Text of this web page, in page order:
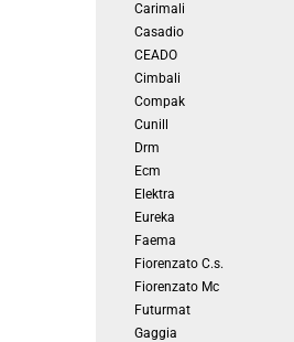
Carimali
Casadio
CEADO
Cimbali
Compak
Cunill
Drm
Ecm
Elektra
Eureka
Faema
Fiorenzato C.s.
Fiorenzato Mc
Futurmat
Gaggia